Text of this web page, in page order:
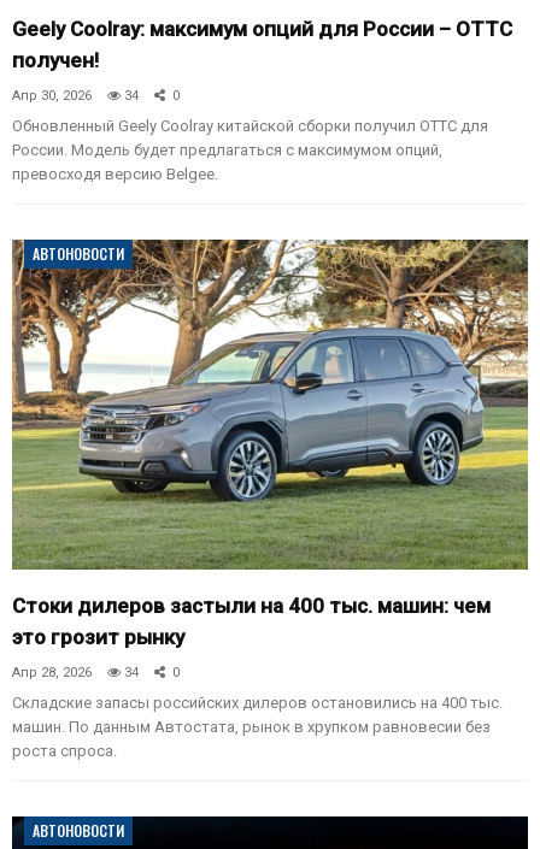
Geely Coolray: максимум опций для России – ОТТС
получен!
Апр 30, 2026 34 0
Обновленный Geely Coolray китайской сборки получил ОТТС для
России. Модель будет предлагаться с максимумом опций,
превосходя версию Belgee.
АВТОНОВОСТИ
Стоки дилеров застыли на 400 тыс. машин: чем
это грозит рынку
Апр 28, 2026 34 0
Складские запасы российских дилеров остановились на 400 тыс.
машин. По данным Автостата, рынок в хрупком равновесии без
роста спроса.
АВТОНОВОСТИ